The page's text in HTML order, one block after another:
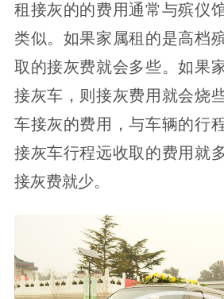
租接灰的的费用通常与殡仪
类似。如果家属租的是高档
取的接灰费就会多些。如果
接灰车，则接灰费用就会烧
车接灰的费用，与车辆的行
接灰车行程远收取的费用就
接灰费就少。